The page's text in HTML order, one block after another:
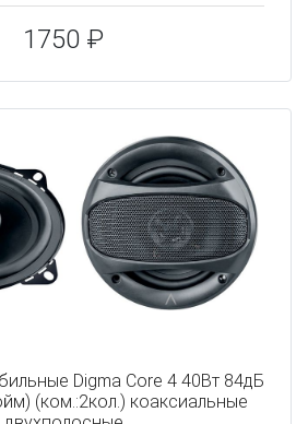
1750 ₽
Digma Core 4 40Вт 84дБ
(ком.:2кол.) коаксиальные